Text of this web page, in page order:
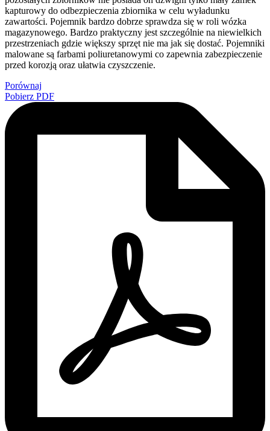
kapturowy do odbezpieczenia zbiornika w celu wyładunku
zawartości. Pojemnik bardzo dobrze sprawdza się w roli wózka
magazynowego. Bardzo praktyczny jest szczególnie na niewielkich
przestrzeniach gdzie większy sprzęt nie ma jak się dostać. Pojemniki
malowane są farbami poliuretanowymi co zapewnia zabezpieczenie
przed korozją oraz ułatwia czyszczenie.
Porównaj
Pobierz PDF